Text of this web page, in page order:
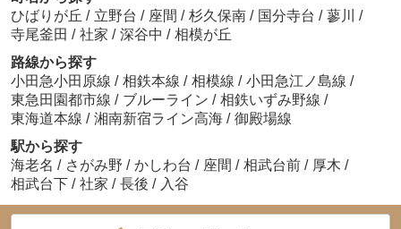
ひばりが丘 / 立野台 / 座間 / 杉久保南 / 国分寺台 / 蓼川 /
寺尾釜田 / 社家 / 深谷中 / 相模が丘
路線から探す
小田急小田原線 / 相鉄本線 / 相模線 / 小田急江ノ島線 /
東急田園都市線 / ブルーライン / 相鉄いずみ野線 /
東海道本線 / 湘南新宿ライン高海 / 御殿場線
駅から探す
海老名 / さがみ野 / かしわ台 / 座間 / 相武台前 / 厚木 /
相武台下 / 社家 / 長後 / 入谷